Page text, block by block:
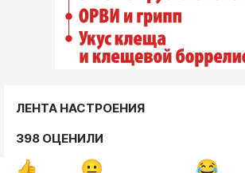
ЛЕНТА НАСТРОЕНИЯ
398 ОЦЕНИЛИ